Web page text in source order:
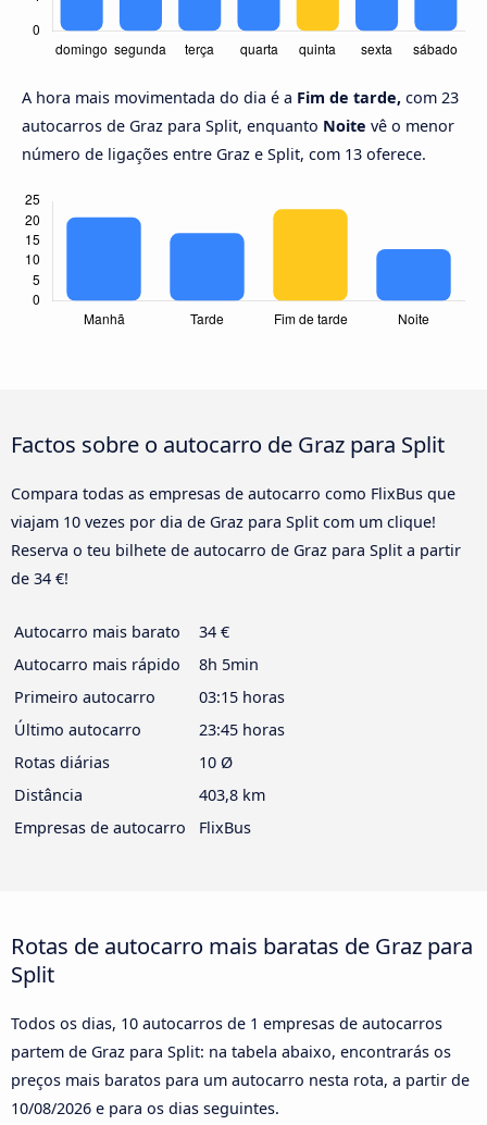
A hora mais movimentada do dia é a Fim de tarde, com 23
autocarros de Graz para Split, enquanto Noite vê o menor
número de ligações entre Graz e Split, com 13 oferece.
Factos sobre o autocarro de Graz para Split
Compara todas as empresas de autocarro como FlixBus que
viajam 10 vezes por dia de Graz para Split com um clique!
Reserva o teu bilhete de autocarro de Graz para Split a partir
de 34 €!
Autocarro mais barato
34 €
Autocarro mais rápido
8h 5min
Primeiro autocarro
03:15 horas
Último autocarro
23:45 horas
Rotas diárias
10 Ø
Distância
403,8 km
Empresas de autocarro
FlixBus
Rotas de autocarro mais baratas de Graz para
Split
Todos os dias, 10 autocarros de 1 empresas de autocarros
partem de Graz para Split: na tabela abaixo, encontrarás os
preços mais baratos para um autocarro nesta rota, a partir de
10/08/2026 e para os dias seguintes.